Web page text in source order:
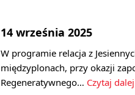
14 września 2025
W programie relacja z
międzyplonach, przy okazji
Regeneratywnego… Czytaj